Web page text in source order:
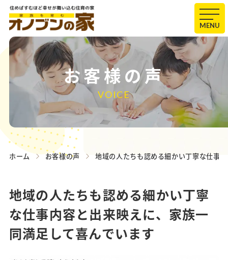
MENU
お客様の声
VOICE
ホーム お客様の声 地域の人たちも認める細かい丁寧な仕事
地域の人たちも認める細かい丁寧
な仕事内容と出来映えに、家族一
同満足して喜んでいます